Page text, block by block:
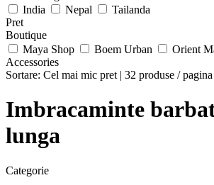
India
Nepal
Tailanda
Pret
Boutique
Maya Shop
Boem Urban Orient
Accessories
Sortare: Cel mai mic pret | 32 produse / pagina
Imbracaminte
lunga
Categorie